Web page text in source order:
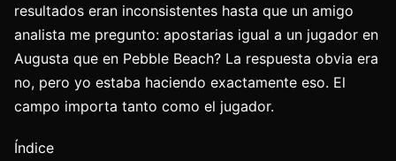
resultados eran inconsistentes hasta que un amigo
analista me pregunto: apostarias igual a un jugador en
Augusta que en Pebble Beach? La respuesta obvia era
no, pero yo estaba haciendo exactamente eso. El
campo importa tanto como el jugador.
Índice